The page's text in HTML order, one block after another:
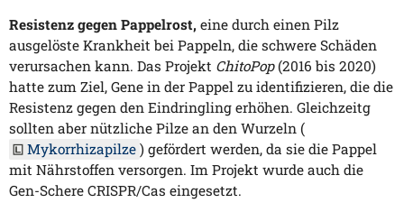
Resistenz gegen Pappelrost, eine durch einen Pilz
ausgelöste Krankheit bei Pappeln, die schwere Schäden
verursachen kann. Das Projekt ChitoPop(2016 bis 2020)
hatte zum Ziel, Gene in der Pappel zu identifizieren, die die
Resistenz gegen den Eindringling erhöhen. Gleichzeitg
sollten aber nützliche Pilze an den Wurzeln (
Mykorrhizapilze ) gefördert werden, da sie die Pappel
mit Nährstoffen versorgen. Im Projekt wurde auch die
Gen-Schere CRISPR/Cas eingesetzt.